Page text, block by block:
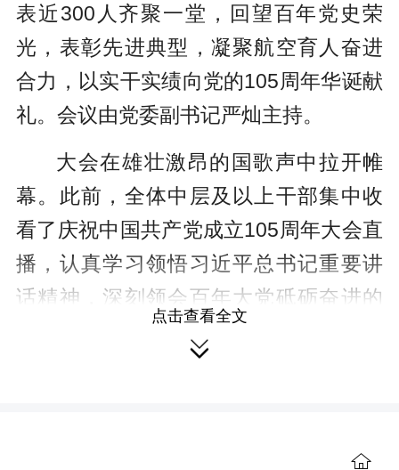
表近300人齐聚一堂，回望百年党史荣
光，表彰先进典型，凝聚航空育人奋进
合力，以实干实绩向党的105周年华诞献
礼。会议由党委副书记严灿主持。
大会在雄壮激昂的国歌声中拉开帷
幕。此前，全体中层及以上干部集中收
看了庆祝中国共产党成立105周年大会直
播，认真学习领悟习近平总书记重要讲
话精神，深刻领会百年大党砥砺奋进的
光辉历程与新时代奋斗要求，进一步坚
定航空报国、为党育人的信念初心。
点击查看全文
